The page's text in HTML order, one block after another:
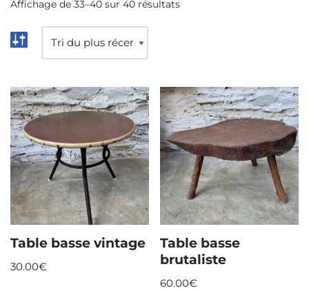
Affichage de 33–40 sur 40 résultats
Table basse vintage
30.00€
Table basse
brutaliste
60.00€